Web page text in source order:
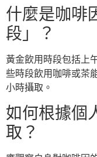
什麼是咖啡
段」？
黃金飲用時段包括上
些時段飲用咖啡或茶
小時攝取。
如何根據個
取？